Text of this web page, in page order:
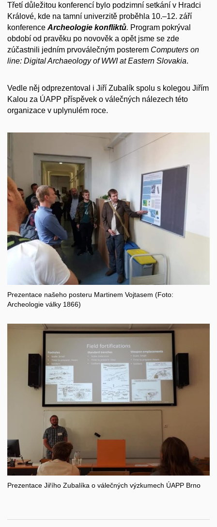
Třetí důležitou konferencí bylo podzimní setkání v Hradci
Králové, kde na tamní univerzitě proběhla 10.–12. září
konference Archeologie konfliktů. Program pokrýval
období od pravěku po novověk a opět jsme se zde
zúčastnili jedním prvoválečným posterem Computers on
line: Digital Archaeology of WWI at Eastern Slovakia.
Vedle něj odprezentoval i Jiří Zubalík spolu s kolegou Jiřím
Kalou za ÚAPP příspěvek o válečných nálezech této
organizace v uplynulém roce.
Prezentace našeho posteru Martinem Vojtasem (Foto:
Archeologie války 1866)
Prezentace Jiřího Zubalíka o válečných výzkumech ÚAPP Brno